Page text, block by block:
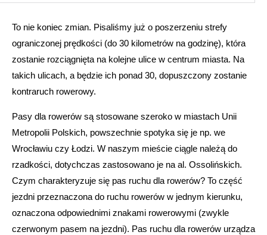
To nie koniec zmian. Pisaliśmy już o poszerzeniu strefy
ograniczonej prędkości (do 30 kilometrów na godzinę), która
zostanie rozciągnięta na kolejne ulice w centrum miasta. Na
takich ulicach, a będzie ich ponad 30, dopuszczony zostanie
kontraruch rowerowy.
Pasy dla rowerów są stosowane szeroko w miastach Unii
Metropolii Polskich, powszechnie spotyka się je np. we
Wrocławiu czy Łodzi. W naszym mieście ciągle należą do
rzadkości, dotychczas zastosowano je na al. Ossolińskich.
Czym charakteryzuje się pas ruchu dla rowerów? To część
jezdni przeznaczona do ruchu rowerów w jednym kierunku,
oznaczona odpowiednimi znakami rowerowymi (zwykle
czerwonym pasem na jezdni). Pas ruchu dla rowerów urządza